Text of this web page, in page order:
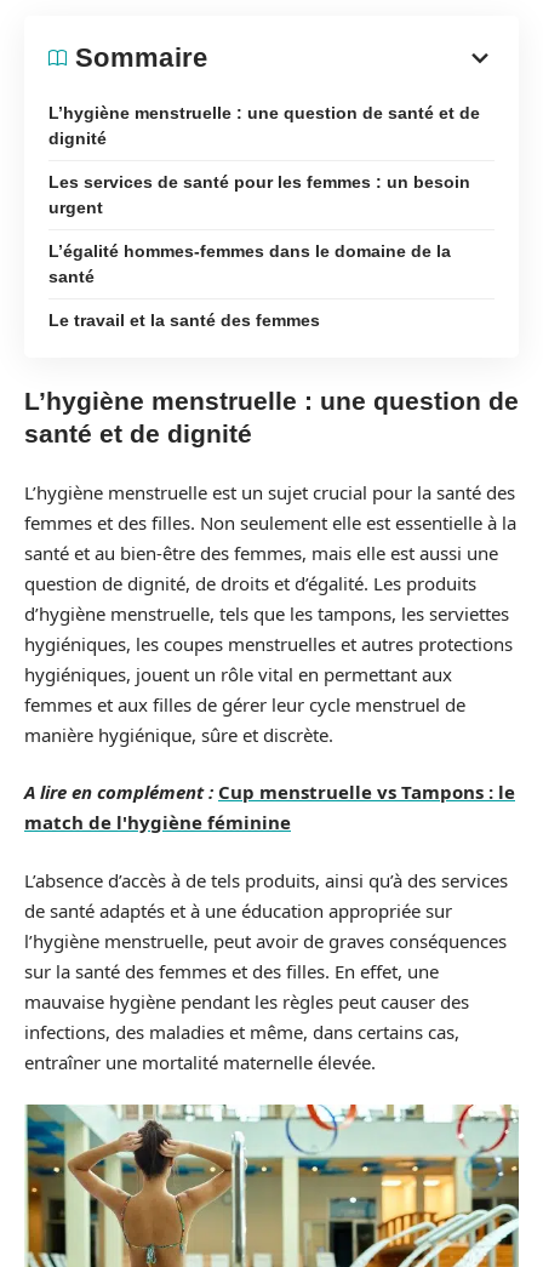
Sommaire
L’hygiène menstruelle : une question de santé et de
dignité
Les services de santé pour les femmes : un besoin
urgent
L’égalité hommes-femmes dans le domaine de la
santé
Le travail et la santé des femmes
L’hygiène menstruelle : une question de
santé et de dignité
L’hygiène menstruelle est un sujet crucial pour la santé des
femmes et des filles. Non seulement elle est essentielle à la
santé et au bien-être des femmes, mais elle est aussi une
question de dignité, de droits et d’égalité. Les produits
d’hygiène menstruelle, tels que les tampons, les serviettes
hygiéniques, les coupes menstruelles et autres protections
hygiéniques, jouent un rôle vital en permettant aux
femmes et aux filles de gérer leur cycle menstruel de
manière hygiénique, sûre et discrète.
A lire en complément : Cup menstruelle vs Tampons : le
match de l'hygiène féminine
L’absence d’accès à de tels produits, ainsi qu’à des services
de santé adaptés et à une éducation appropriée sur
l’hygiène menstruelle, peut avoir de graves conséquences
sur la santé des femmes et des filles. En effet, une
mauvaise hygiène pendant les règles peut causer des
infections, des maladies et même, dans certains cas,
entraîner une mortalité maternelle élevée.